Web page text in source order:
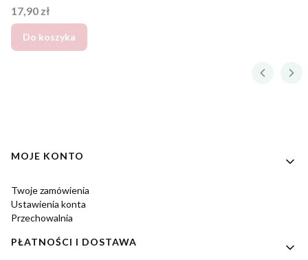
Cena
17,90 zł
Do koszyka
Linki w stopce
MOJE KONTO
Twoje zamówienia
Ustawienia konta
Przechowalnia
PŁATNOŚCI I DOSTAWA